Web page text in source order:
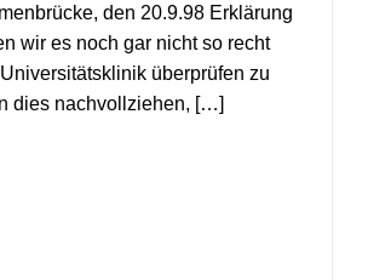
den 20.9.98 Erklärung
wir es noch gar nicht so recht
überprüfen zu
dies nachvollziehen, […]